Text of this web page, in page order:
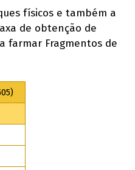
físicos e também a
de obtenção de
farmar Fragmentos de